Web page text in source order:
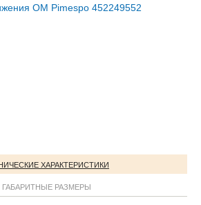
ХАРАКТЕРИСТИКИ
ГАБАРИТНЫЕ РАЗМЕРЫ